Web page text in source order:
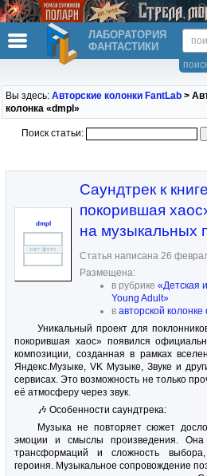
ЛАБОРАТОРИЯ
ФАНТАСТИКИ
Вы здесь: Авторские колонки FantLab >
колонка «dmpl»
Поиск статьи:
dmpl
Саундтрек к
покорившая
на музыкальных
Статья написана 26
Размещена:
в рубрике «Детская
Young Adult»
в авторской колонке
Уникальный проект для
покорившая хаос» появился
композиции, созданная в рамках
Яндекс.Музыке, VK Музыке, Звуке и
сервисах. Это возможность не только
её атмосферу через звук.
🎶 Особенности саундтрека:
Музыка не повторяет сюжет
эмоции и смыслы произведения. Она
трансформаций и сложность
героиня. Музыкальное сопровождение